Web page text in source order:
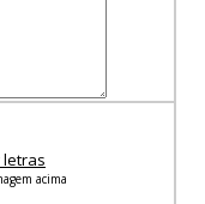
letras
acima